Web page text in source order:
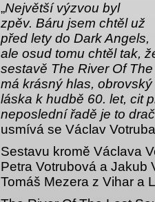
„Největší výzvou byl
zpěv. Báru jsem chtěl už
před lety do Dark Angels,
ale osud tomu chtěl tak,
sestavě The River Of
má krásný hlas,
láska k hudbě 60. let, cit
neposlední řadě je to
usmívá se Václav
Sestavu kromě Václava
Petra Votrubová a Jakub
Tomáš Mezera z Vihar a